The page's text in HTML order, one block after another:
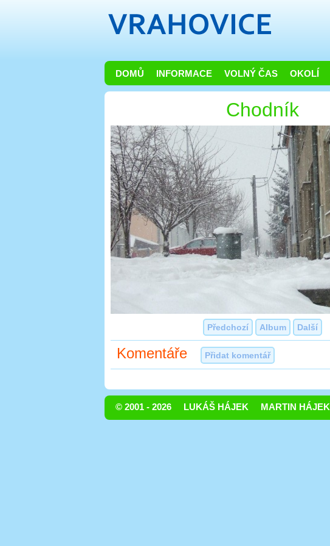
DOMŮ INFORMACE VOLNÝ ČAS OKOLÍ
Chodník
Předchozí Album Další
Komentáře Přidat komentář
© 2001 - 2026 LUKÁŠ HÁJEK MARTIN HÁJEK